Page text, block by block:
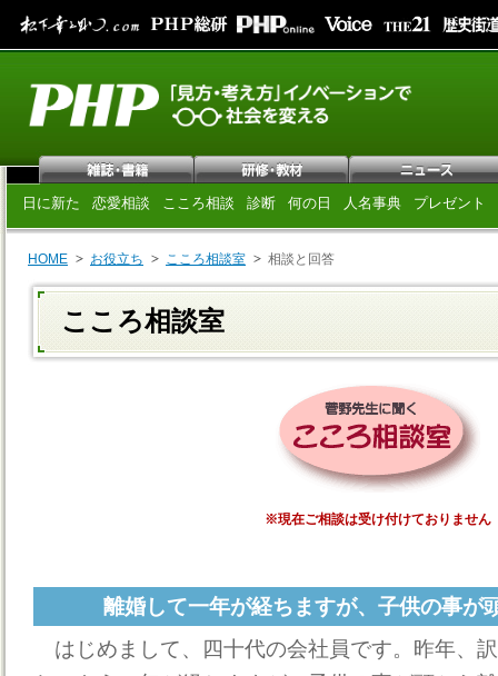
日に新た 恋愛相談 こころ相談 診断 何の日 人名事典 プレゼント
HOME お役立ち こころ相談室 相談と回答
こころ相談室
※現在ご相談は受け付けておりません
離婚して一年が経ちますが、子供の事が
はじめまして、四十代の会社員です。昨年、